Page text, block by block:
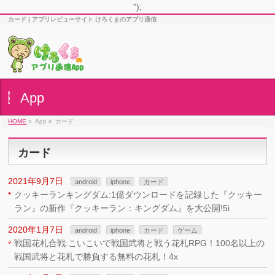
");
カード | アプリレビューサイト けろくまのアプリ通信
App
HOME » App » カード
カード
2021年9月7日 android iphone カード
クッキーランキングダム:1億ダウンロードを記録した『クッキー
ラン』の新作『クッキーラン：キングダム』を大公開!5i
2020年1月7日 android iphone カード ゲーム
戦国花札合戦:こいこいで戦国武将と戦う花札RPG！100名以上の
戦国武将と花札で勝負する無料の花札！4x